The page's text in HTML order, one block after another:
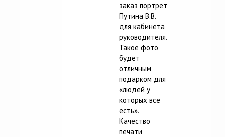
заказ портрет
Путина В.В.
для кабинета
руководителя.
Такое фото
будет
отличным
подарком для
«людей у
которых все
есть».
Качество
печати